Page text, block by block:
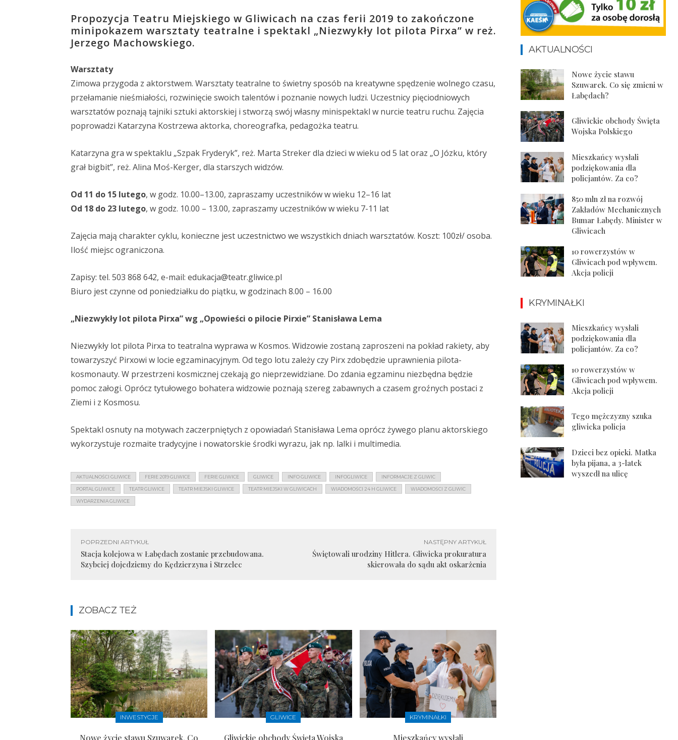
Propozycja Teatru Miejskiego w Gliwicach na czas ferii 2019 to zakończone
minipokazem warsztaty teatralne i spektakl „Niezwykły lot pilota Pirxa” w reż.
Jerzego Machowskiego.
Warsztaty
Zimowa przygoda z aktorstwem. Warsztaty teatralne to świetny sposób na kreatywne spędzenie wolnego czasu,
przełamanie nieśmiałości, rozwinięcie swoich talentów i poznanie nowych ludzi. Uczestnicy pięciodniowych
warsztatów poznają tajniki sztuki aktorskiej i stworzą swój własny minispektakl w nurcie teatru ruchu. Zajęcia
poprowadzi Katarzyna Kostrzewa aktorka, choreografka, pedagożka teatru.
Katarzyna gra w spektaklu „Szpak Fryderyk”, reż. Marta Streker dla dzieci w wieku od 5 lat oraz „O Józku, który
grał bigbit”, reż. Alina Moś-Kerger, dla starszych widzów.
Od 11 do 15 lutego, w godz. 10.00–13.00, zapraszamy uczestników w wieku 12–16 lat
Od 18 do 23 lutego, w godz. 10.00 – 13.00, zapraszamy uczestników w wieku 7-11 lat
Zajęcia mają charakter cyklu, konieczne jest uczestnictwo we wszystkich dniach warsztatów. Koszt: 100zł/ osoba.
Ilość miejsc ograniczona.
Zapisy: tel. 503 868 642, e-mail: edukacja@teatr.gliwice.pl
Biuro jest czynne od poniedziałku do piątku, w godzinach 8.00 – 16.00
„Niezwykły lot pilota Pirxa” wg „Opowieści o pilocie Pirxie” Stanisława Lema
Niezwykły lot pilota Pirxa to teatralna wyprawa w Kosmos. Widzowie zostaną zaproszeni na pokład rakiety, aby
towarzyszyć Pirxowi w locie egzaminacyjnym. Od tego lotu zależy czy Pirx zdobędzie uprawnienia pilota-
kosmonauty. W przestrzeni kosmicznej czekają go nieprzewidziane. Do zdania egzaminu niezbędna będzie
pomoc załogi. Oprócz tytułowego bohatera widzowie poznają szereg zabawnych a czasem groźnych postaci z
Ziemi i z Kosmosu.
Spektakl osnuty na motywach zaczerpniętych z opowiadań Stanisława Lema oprócz żywego planu aktorskiego
wykorzystuje rozmaite tradycyjne i nowatorskie środki wyrazu, jak np. lalki i multimedia.
AKTUALNOŚCI GLIWICE FERIE 2019 GLIWICE FERIE GLIWICE GLIWICE INFO GLIWICE INFOGLIWICE INFORMACJE Z GLIWIC
PORTAL GLIWICE TEATR GLIWICE TEATR MIEJSKI GLIWICE TEATR MIEJSKI W GLIWICACH WIADOMOŚCI 24 H GLIWICE WIADOMOŚCI Z GLIWIC
WYDARZENIA GLIWICE
POPRZEDNI ARTYKUŁ
Stacja kolejowa w Łabędach zostanie przebudowana.
Szybciej dojedziemy do Kędzierzyna i Strzelec
NASTĘPNY ARTYKUŁ
Świętowali urodziny Hitlera. Gliwicka prokuratura
skierowała do sądu akt oskarżenia
ZOBACZ TEŻ
INWESTYCJE
Nowe życie stawu Szuwarek. Co
GLIWICE
Gliwickie obchody Święta Wojska
KRYMINAŁKI
Mieszkańcy wysłali
AKTUALNOŚCI
Nowe życie stawu
Szuwarek. Co się zmieni w
Łabędach?
Gliwickie obchody Święta
Wojska Polskiego
Mieszkańcy wysłali
podziękowania dla
policjantów. Za co?
850 mln zł na rozwój
Zakładów Mechanicznych
Bumar Łabędy. Minister w
Gliwicach
10 rowerzystów w
Gliwicach pod wpływem.
Akcja policji
KRYMINAŁKI
Mieszkańcy wysłali
podziękowania dla
policjantów. Za co?
10 rowerzystów w
Gliwicach pod wpływem.
Akcja policji
Tego mężczyzny szuka
gliwicka policja
Dzieci bez opieki. Matka
była pijana, a 3-latek
wyszedł na ulicę